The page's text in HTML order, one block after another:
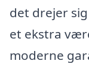
det drejer
et ekstra
moderne